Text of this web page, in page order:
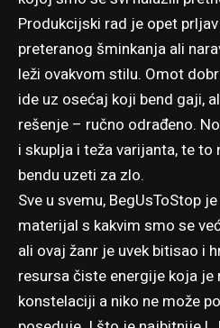
Produkcijski rad je opet
preteranog šminkanja ali
leži ovakvom stilu. Omot
ide uz osećaj koji bend gaji,
rešenje – ručno odrađeno.
i skuplja i teža varijanta, te
bendu uzeti za zlo.
Sve u svemu, BegUsToStop
materijal s kakvim smo se
ali ovaj žanr je uvek bitisao i
resursa čiste energije koja je
konstelaciji a niko ne može